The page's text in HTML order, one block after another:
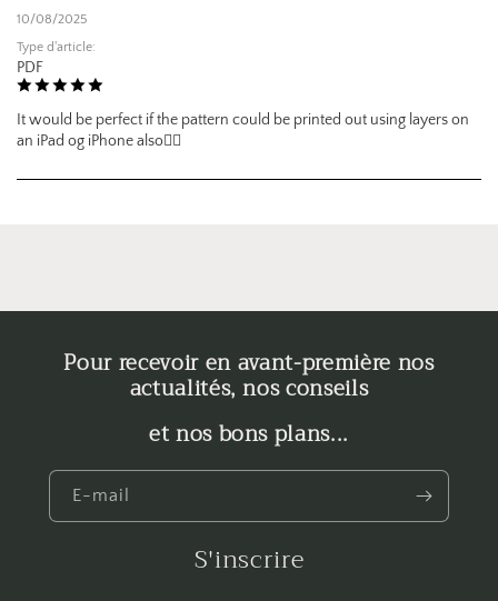
10/08/2025
Type d'article:
PDF
It would be perfect if the pattern could be printed out using layers on
an iPad og iPhone also👌🏼
Pour recevoir en avant-première nos
actualités, nos conseils
et nos bons plans...
E-mail
S'inscrire